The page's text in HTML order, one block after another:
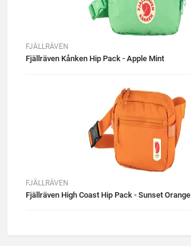
FJÄLLRÄVEN
Fjällräven Kånken Hip Pack - Apple Mint
FJÄLLRÄVEN
Fjällräven High Coast Hip Pack - Sunset Orange